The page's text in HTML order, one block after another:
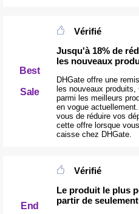
Best
Sale
Vérifié
Jusqu'à 18% de
les nouveaux
DHGate offre une
les nouveaux produits,
parmi les meilleurs
en vogue
vous de réduire vos
cette offre lorsque
caisse chez DHGate.
End
Vérifié
Le produit le plus
partir de seulement